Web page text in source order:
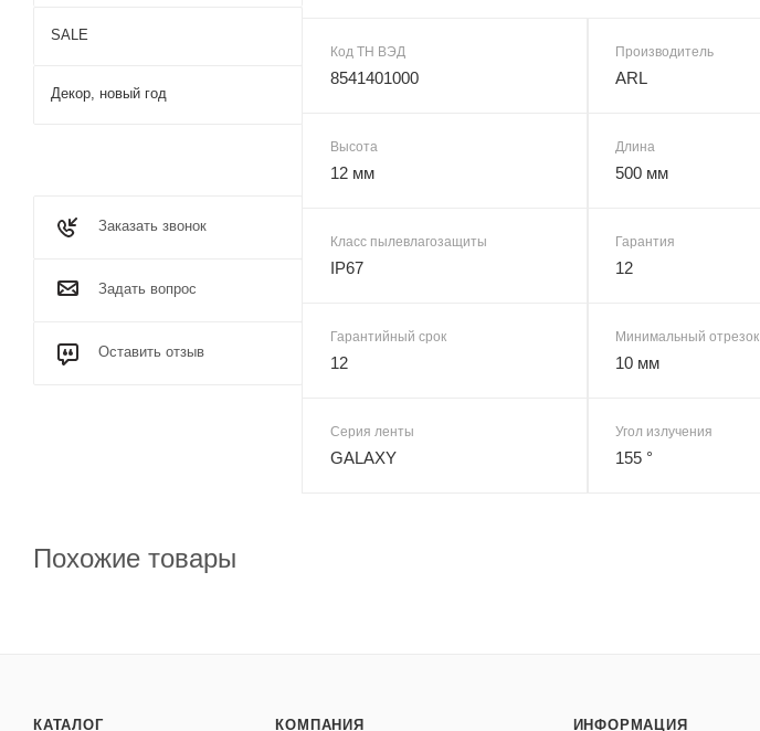
Код ТН ВЭД
8541401000
Производитель
ARL
Высота
12 мм
Длина
500 мм
Класс пылевлагозащиты
IP67
Гарантия
12
Гарантийный срок
12
Минимальный отрезок
10 мм
Серия ленты
GALAXY
Угол излучения
155 °
SALE
Декор, новый год
Заказать звонок
Задать вопрос
Оставить отзыв
Похожие товары
КАТАЛОГ КОМПАНИЯ ИНФОРМАЦИЯ